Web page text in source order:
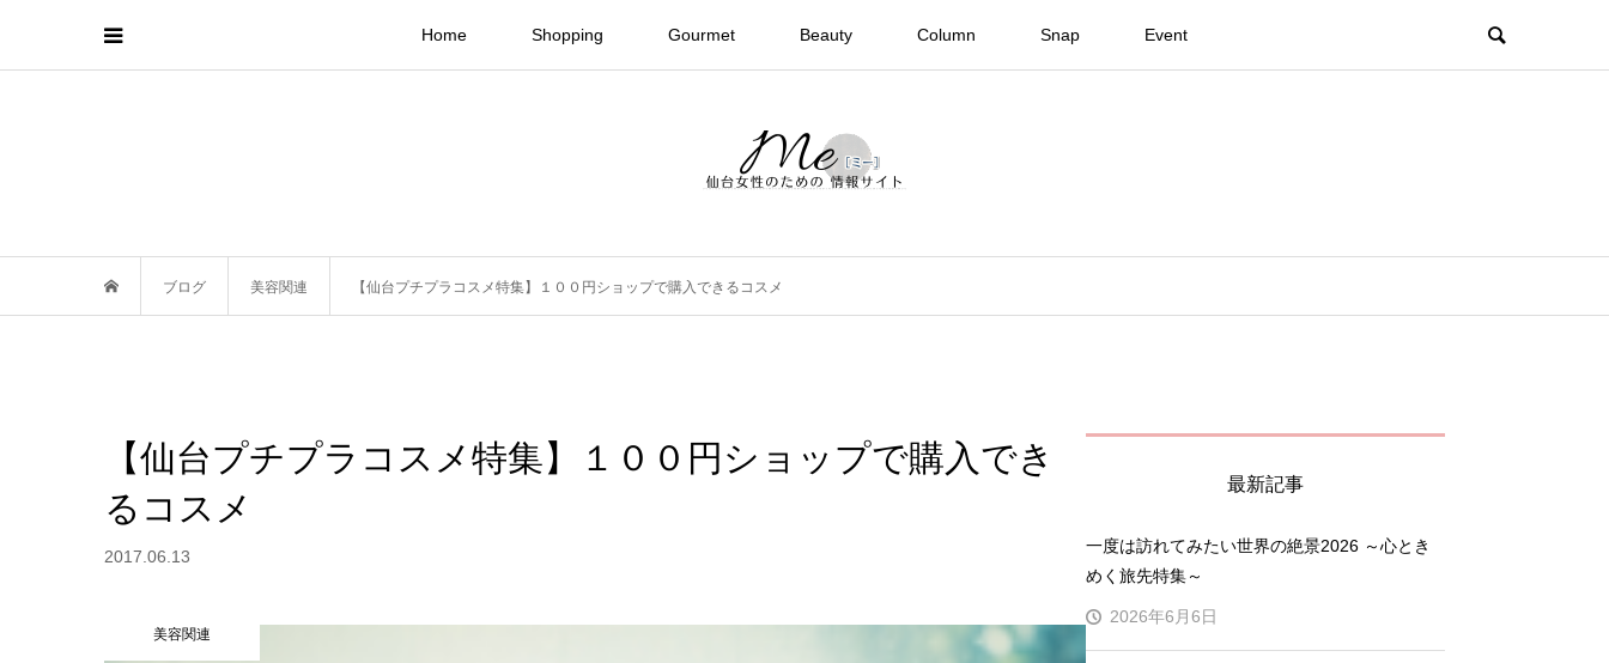
Home Shopping Gourmet Beauty Column Snap Event
ブログ 美容関連 【仙台プチプラコスメ特集】１００円ショップで購入できるコスメ
【仙台プチプラコスメ特集】１００円ショップで購入でき
るコスメ
2017.06.13
美容関連
最新記事
一度は訪れてみたい世界の絶景2026 ～心とき
めく旅先特集～
2026年6月6日